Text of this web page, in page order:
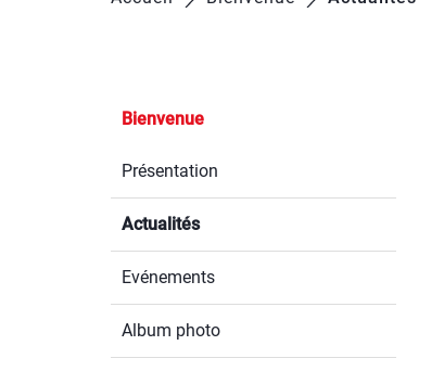
Bienvenue
Présentation
Actualités(sélectionné)
Evénements
Album photo